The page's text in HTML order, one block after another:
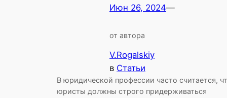
Июн 26, 2024—
от автора
V.Rogalskiy
в Статьи
В юридической профессии часто считается,
юристы должны строго придерживаться